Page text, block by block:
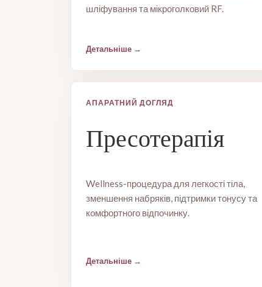
шліфування та мікроголковий RF.
Детальніше
АПАРАТНИЙ ДОГЛЯД
Пресотерапія
Wellness-процедура для легкості тіла,
зменшення набряків, підтримки тонусу та
комфортного відпочинку.
Детальніше